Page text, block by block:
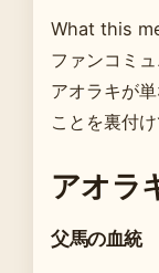
What this
ファンコミ
アオラキが
ことを裏付け
アオラ
父馬の血統